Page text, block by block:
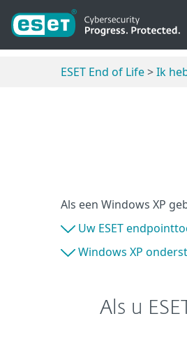
ESET End of Life>Ik
Als een Windows XP
Uw ESET
Windows XP
Als u